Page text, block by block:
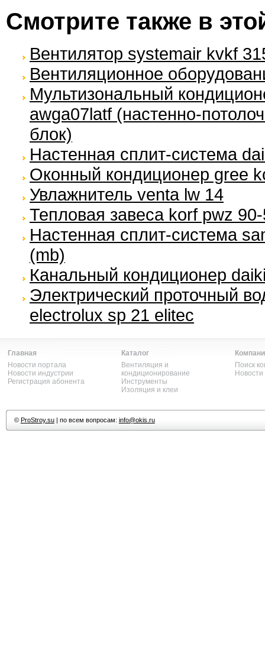
Смотрите также в
Вентилятор systemair kvkf
Вентиляционное
Мультизональный
awga07latf (настенно-
блок)
Настенная сплит-система
Оконный кондиционер gree
Увлажнитель venta lw 14
Тепловая завеса korf pwz
Настенная сплит-система
(mb)
Канальный кондиционер
Электрический проточный
electrolux sp 21 elitec
Главная
Новости портала
Новости индустрии
Регистрация абонента
Каталог
Вентиляция и
кондиционирование
Инструменты
Изоляция и клеи
Поиск
© ProStroy.su| по всем вопросам: info@okis.ru